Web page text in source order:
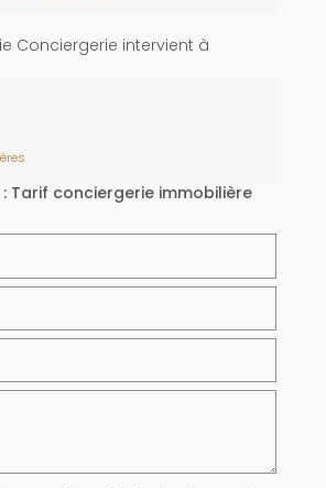
Conciergerie intervient à
Tarif conciergerie immobilière